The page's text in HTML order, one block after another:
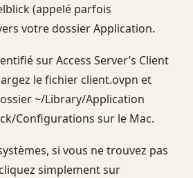
(appelé parfois
votre dossier Application.
sur Access Server’s Client
le fichier client.ovpn et
~/Library/Application
Configurations sur le Mac.
si vous ne trouvez pas
simplement sur